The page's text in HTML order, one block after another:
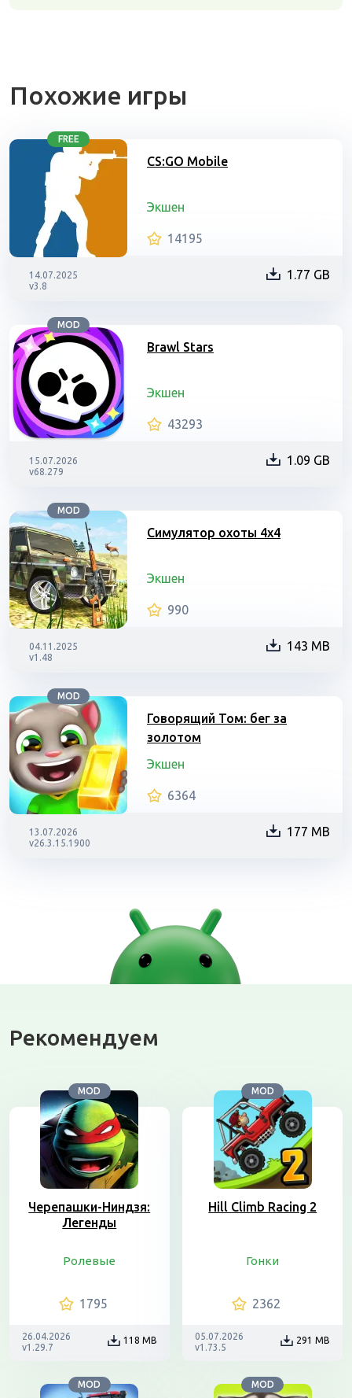
Похожие игры
FREE
CS:GO Mobile
Экшен
14195
14.07.2025
v3.8
1.77 GB
MOD
Brawl Stars
Экшен
43293
15.07.2026
v68.279
1.09 GB
MOD
Симулятор охоты 4х4
Экшен
990
04.11.2025
v1.48
143 MB
MOD
Говорящий Том: бег за
золотом
Экшен
6364
13.07.2026
v26.3.15.1900
177 MB
Рекомендуем
MOD
Черепашки-Ниндзя:
Легенды
Ролевые
1795
26.04.2026
v1.29.7
118 MB
MOD
Hill Climb Racing 2
Гонки
2362
05.07.2026
v1.73.5
291 MB
MOD MOD